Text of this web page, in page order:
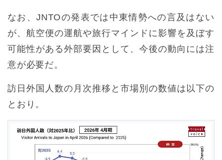
なお、JNTOの発表では中東情勢への言及はない
が、航空便の運航や旅行マインドに影響を及ぼす
可能性がある外部要因として、今後の動向には注
意が必要だ。
訪日外国人数の月次推移と市場別の数値は以下の
とおり。